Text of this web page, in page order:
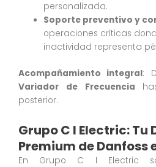
personalizada.
Soporte preventivo y
operaciones críticas
inactividad representa
Acompañamiento integral:
Variador de Frecuencia
posterior.
Grupo C I Electric:
Premium de Danfoss
En Grupo C I Electric